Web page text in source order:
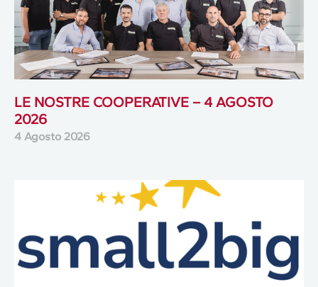
LE NOSTRE COOPERATIVE – 4 AGOSTO
2026
4 Agosto 2026